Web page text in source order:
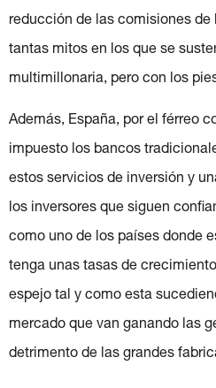
reducción de las comisiones de
tantas mitos en los que se
multimillonaria, pero con los
Además, España, por el férreo
impuesto los bancos
estos servicios de inversión y
los inversores que siguen
como uno de los países donde
tenga unas tasas de
espejo tal y como esta
mercado que van ganando las
detrimento de las grandes